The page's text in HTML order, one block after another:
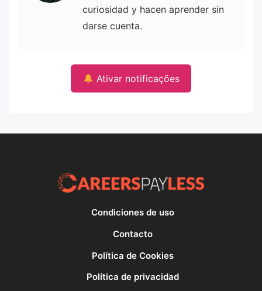
curiosidad y hacen aprender sin
darse cuenta.
Ativar notificações
Condiciones de uso
Contacto
Política de Cookies
Política de privacidad